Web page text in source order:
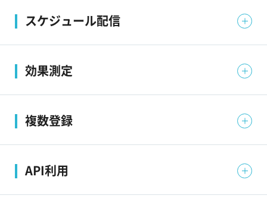
ャー（GTM）との連携により、タグの配信を行えます。
スケジュール配信
どで自動配信を行えます。
効果測定
ンペーン毎やサイト毎、期間別で確認できるため、効果
的なPDCAに役立ちます。
複数登録
です。
API利用